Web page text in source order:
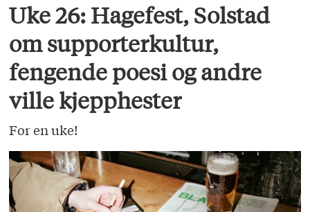
Uke 26: Hagefest, Solstad
om supporterkultur,
fengende poesi og andre
ville kjepphester
For en uke!